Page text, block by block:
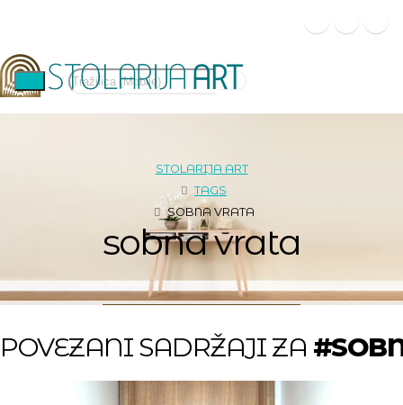
sobna vrata
STOLARIJA ART
TAGS
SOBNA VRATA
POVEZANI SADRŽAJI ZA